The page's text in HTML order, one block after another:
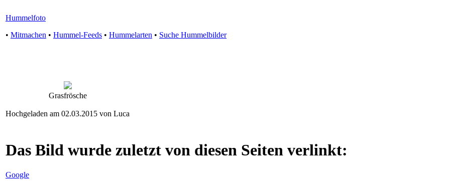
Hummelfoto
• Mitmachen • Hummel-Feeds • Hummelarten • Suche Hummelbilder
Grasfrösche
Hochgeladen am 02.03.2015 von Luca
Das Bild wurde zuletzt von diesen Seiten verlinkt:
Google